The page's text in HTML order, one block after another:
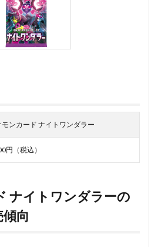
モンカード ナイトワンダラー
円（税込）
ナイトワンダラーの
向